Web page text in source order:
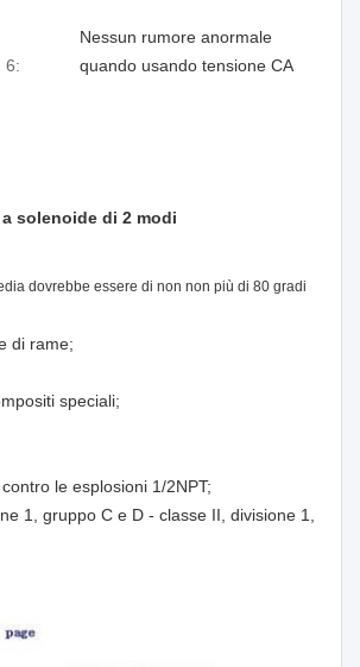
6:
Nessun rumore anormale
quando usando tensione CA
solenoide di 2 modi
dovrebbe essere di non non più di 80 gradi
di rame;
speciali;
le esplosioni 1/2NPT;
1, gruppo C e D - classe II, divisione 1,